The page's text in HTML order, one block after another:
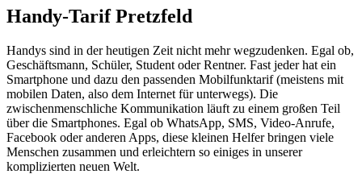
Handy-Tarif Pretzfeld
Handys sind in der heutigen Zeit nicht mehr wegzudenken. Egal ob,
Geschäftsmann, Schüler, Student oder Rentner. Fast jeder hat ein
Smartphone und dazu den passenden Mobilfunktarif (meistens mit
mobilen Daten, also dem Internet für unterwegs). Die
zwischenmenschliche Kommunikation läuft zu einem großen Teil
über die Smartphones. Egal ob WhatsApp, SMS, Video-Anrufe,
Facebook oder anderen Apps, diese kleinen Helfer bringen viele
Menschen zusammen und erleichtern so einiges in unserer
komplizierten neuen Welt.